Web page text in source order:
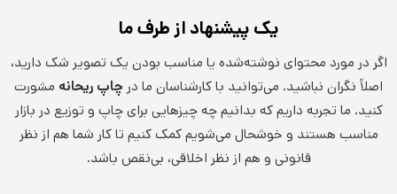
یک پیشنهاد از طرف ما
اگر در مورد محتوای نوشته‌شده یا مناسب بودن یک تصویر شک دارید،
اصلاً نگران نباشید. می‌توانید با کارشناسان ما در چاپ ریحانه مشورت
کنید. ما تجربه داریم که بدانیم چه چیزهایی برای چاپ و توزیع در بازار
مناسب هستند و خوشحال می‌شویم کمک کنیم تا کار شما هم از نظر
قانونی و هم از نظر اخلاقی، بی‌نقص باشد.